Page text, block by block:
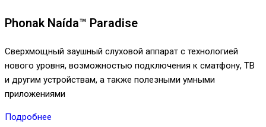
Phonak Naída™ Paradise
Сверхмощный заушный слуховой аппарат с технологией
нового уровня, возможностью подключения к сматфону, ТВ
и другим устройствам, а также полезными умными
приложениями
Подробнее